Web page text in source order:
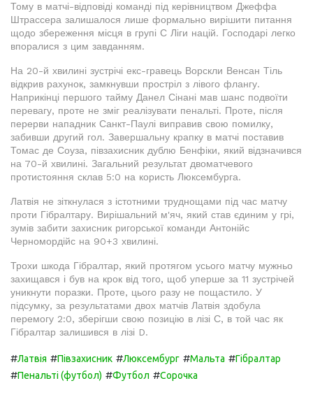
Тому в матчі-відповіді команді під керівництвом Джеффа
Штрассера залишалося лише формально вирішити питання
щодо збереження місця в групі С Ліги націй. Господарі легко
впоралися з цим завданням.
На 20-й хвилині зустрічі екс-гравець Ворскли Венсан Тіль
відкрив рахунок, замкнувши простріл з лівого флангу.
Наприкінці першого тайму Данел Сінані мав шанс подвоїти
перевагу, проте не зміг реалізувати пенальті. Проте, після
перерви нападник Санкт-Паулі виправив свою помилку,
забивши другий гол. Завершальну крапку в матчі поставив
Томас де Соуза, півзахисник дублю Бенфіки, який відзначився
на 70-й хвилині. Загальний результат двоматчевого
протистояння склав 5:0 на користь Люксембурга.
Латвія не зіткнулася з істотними труднощами під час матчу
проти Гібралтару. Вирішальний м'яч, який став єдиним у грі,
зумів забити захисник ригорської команди Антонійс
Черномордійс на 90+3 хвилині.
Трохи шкода Гібралтар, який протягом усього матчу мужньо
захищався і був на крок від того, щоб уперше за 11 зустрічей
уникнути поразки. Проте, цього разу не пощастило. У
підсумку, за результатами двох матчів Латвія здобула
перемогу 2:0, зберігши свою позицію в лізі С, в той час як
Гібралтар залишився в лізі D.
#Латвія #Півзахисник #Люксембург #Мальта #Гібралтар
#Пенальті (футбол) #Футбол #Сорочка